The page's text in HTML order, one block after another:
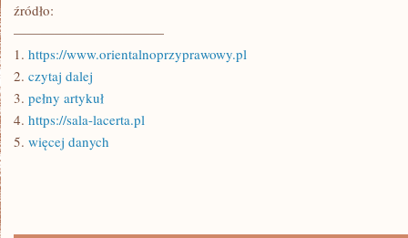
źródło:
———————————
1. https://www.orientalnoprzyprawowy.pl
2. czytaj dalej
3. pełny artykuł
4. https://sala-lacerta.pl
5. więcej danych